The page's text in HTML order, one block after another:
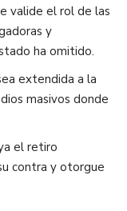
valide el rol de las
y
ha omitido.
extendida a la
masivos donde
el retiro
contra y otorgue